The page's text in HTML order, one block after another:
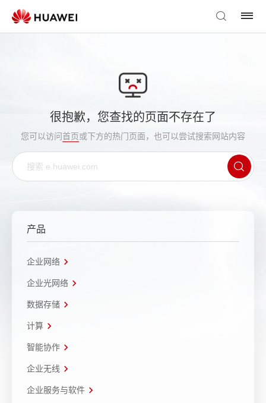
很抱歉，您查找的页面不存在了
您可以访问首页或下方的热门页面，也可以尝试搜索网站内容
产品
企业网络
企业光网络
数据存储
计算
智能协作
企业无线
企业服务与软件